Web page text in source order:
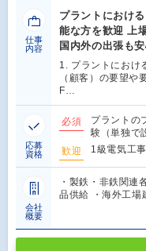
仕事
内容
プラントにおけ
能な方を歓迎 上
国内外の出張も
1. プラントにおけ
（顧客）の要望
F…
応募
資格
必須
プラントの
験（単独で
歓迎
1級電気工
会社
概要
・製鉄・非鉄関連
品供給 ・海外工